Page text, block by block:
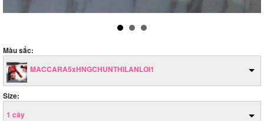
Màu sắc:
MACCARA5xHNGCHUNTHILANLOI1
Size:
1 cây